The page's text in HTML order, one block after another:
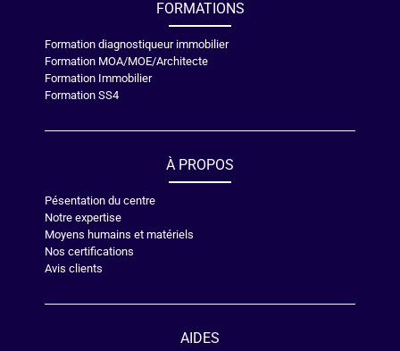
FORMATIONS
Formation diagnostiqueur immobilier
Formation MOA/MOE/Architecte
Formation Immobilier
Formation SS4
À PROPOS
Pésentation du centre
Notre expertise
Moyens humains et matériels
Nos certifications
Avis clients
AIDES